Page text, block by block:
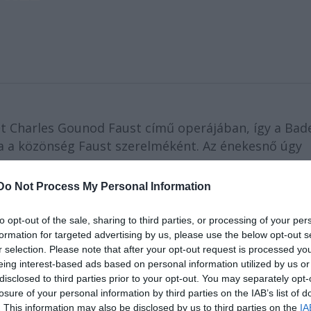
Not Process My Personal Information
opt-out of the sale, sharing to third parties, or processing of your
for targeted advertising by us, please use the below opt-out
selection. Please note that after your opt-out request is processed
interest-based ads based on personal information utilized by us
to third parties prior to your opt-out. You may separately
of your personal information by third parties on the IAB’s list of
This information may also be disclosed by us to third parties on the
Gounod Faust című operájában, így a
közönség Faust szerelméként. Az énekesnő úgy
Operaházban, májusban pedig a Bécsi Állami
fel Margit szerepében, pályafutása során
döntött, nem veszi fel repertoárjába a figurát.
elküldött, a baden-badeni Festspielhaus által